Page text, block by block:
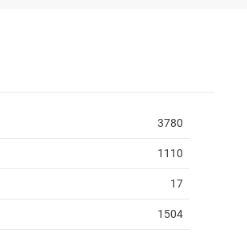
3780
1110
17
1504